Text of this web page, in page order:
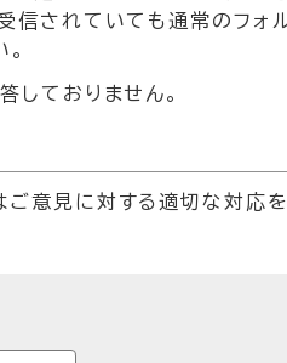
信されていても通常のフォ
しておりません。
意見に対する適切な対応